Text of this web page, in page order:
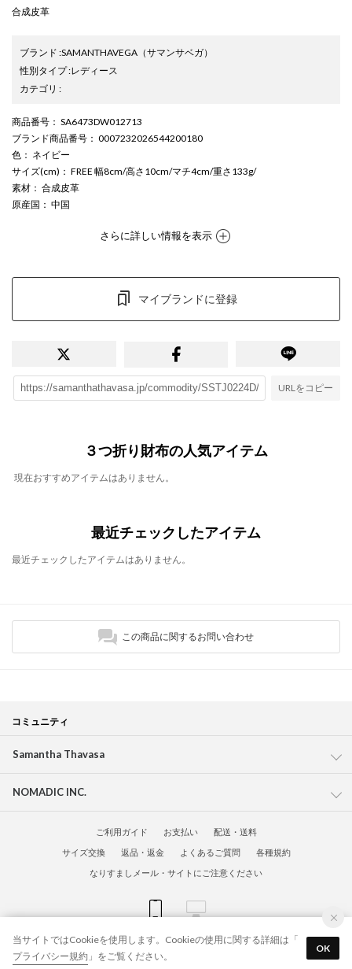
合成皮革
ブランド :SAMANTHAVEGA （サマンサベガ）
性別タイプ:レディース
カテゴリ :
商品番号 ： SA6473DW012713
ブランド商品番号 ： 0007232026544200180
色 ： ネイビー
サイズ(cm) ： FREE 幅8cm/高さ10cm/マチ4cm/重さ133g/
素材 ： 合成皮革
原産国 ： 中国
さらに詳しい情報を表示
マイブランドに登録
URLをコピー
３つ折り財布の人気アイテム
現在おすすめアイテムはありません。
最近チェックしたアイテム
最近チェックしたアイテムはありません。
この商品に関するお問い合わせ
コミュニティ
Samantha Thavasa
NOMADIC INC.
ご利用ガイド お支払い
配送・送料
サイズ交換
返品・返金 よくあるご質問
各種規約
なりすましメール・サイトにご注意ください
© Samantha Global Official Online Shop All Rights Reserved.
当サイトではCookieを使用します。Cookieの使用に関する詳細は「
プライバシー規約 」をご覧ください。
OK